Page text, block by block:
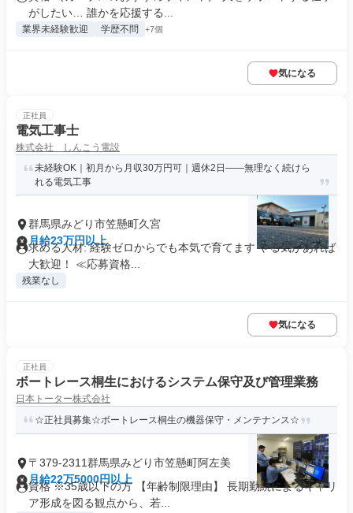
がしたい… 誰かを応援する...
業界未経験歓迎 学歴不問 +7個
気になる
正社員
電気工事士
株式会社 しんこう電設
未経験OK｜初月から月収30万円可｜週休2日——無理なく続けら
れる電気工事
群馬県みどり市笠懸町久宮
月給23万円以上
求める人材: 経験ゼロからでも本気で育てます やる気があれば
大歓迎！ ≪応募資格...
残業なし
気になる
正社員
ボートレース桐生におけるシステム保守及び管理業務
日本トーター株式会社
☆正社員募集☆ボートレース桐生の機器保守・メンテナンス☆
〒379-2311群馬県みどり市笠懸町阿左美
月給22万5000円以上
資格 ※35歳以下の方 【年齢制限理由】 長期勤続によるキャリ
ア形成を図る観点から、若...